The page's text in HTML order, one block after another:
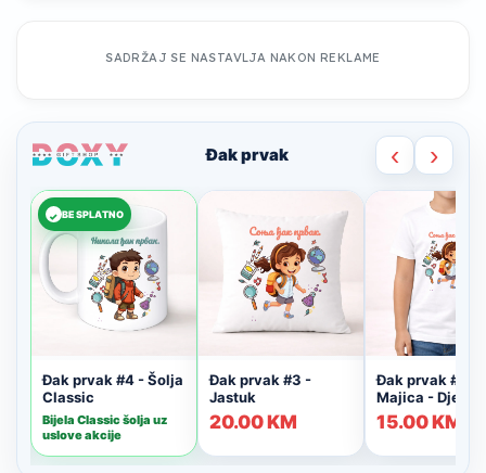
SADRŽAJ SE NASTAVLJA NAKON REKLAME